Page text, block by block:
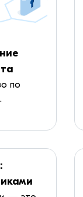
по